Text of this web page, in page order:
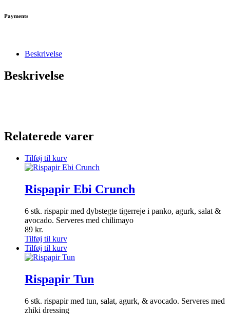
Payments
Beskrivelse
Beskrivelse
Relaterede varer
Tilføj til kurv
Rispapir Ebi Crunch
6 stk. rispapir med dybstegte tigerreje i panko, agurk, salat &
avocado. Serveres med chilimayo
89 kr.
Tilføj til kurv
Tilføj til kurv
Rispapir Tun
6 stk. rispapir med tun, salat, agurk, & avocado. Serveres med
zhiki dressing